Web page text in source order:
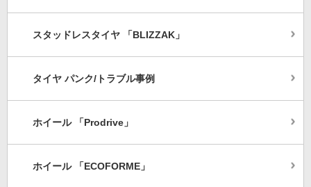
スタッドレスタイヤ 「BLIZZAK」
タイヤ パンク/トラブル事例
ホイール 「Prodrive」
ホイール 「ECOFORME」